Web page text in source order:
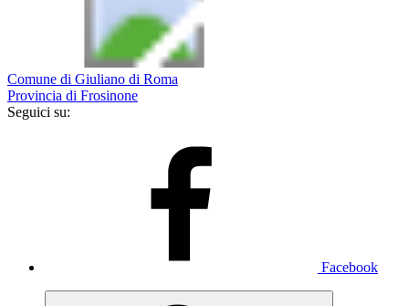
Comune di Giuliano di Roma
Provincia di Frosinone
Seguici su:
Facebook